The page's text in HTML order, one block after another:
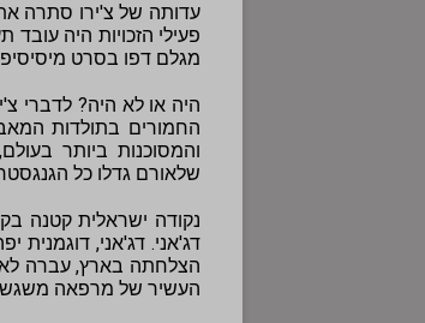
עדותה של צ'ירו סתרה
מגלם דפו בסרט
היה או לא היה? לדברי
החמורים בתולדות
והמסוכנות ביותר
שלאורם גדלו כל
דג'אני. דג'אני, דוגמנית
הצלחתה בארץ, עברה
העשיר של מרפאה